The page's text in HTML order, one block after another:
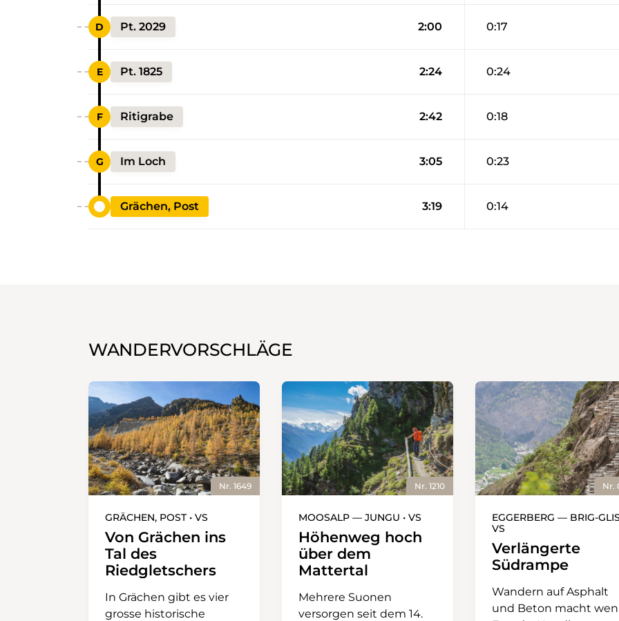
Pt. 2029 2:00 0:17
Pt. 1825 2:24 0:24
Ritigrabe 2:42 0:18
Im Loch 3:05 0:23
Grächen, Post 3:19 0:14
WANDERVORSCHLÄGE
Nr. 1649
GRÄCHEN, POST • VS
Von Grächen ins
Tal des
Riedgletschers
In Grächen gibt es vier
grosse historische
Nr. 1210
MOOSALP — JUNGU • VS
Höhenweg hoch
über dem
Mattertal
Mehrere Suonen
versorgen seit dem 14.
Nr.
EGGERBERG — BRIG-
VS
Verlängerte
Südrampe
Wandern auf Asphalt
und Beton macht